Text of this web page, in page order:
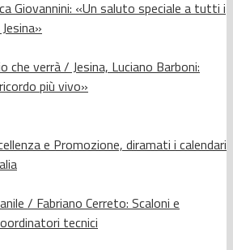
Giovannini: «Un saluto speciale a tutti i
che verrà / Jesina, Luciano Barboni:
più vivo»
e Promozione, diramati i calendari
/ Fabriano Cerreto: Scaloni e
tecnici